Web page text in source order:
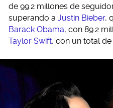
de 99.2 millones de
superando a Justin Bieber,
Barack Obama, con 89.2
Taylor Swift, con un total de